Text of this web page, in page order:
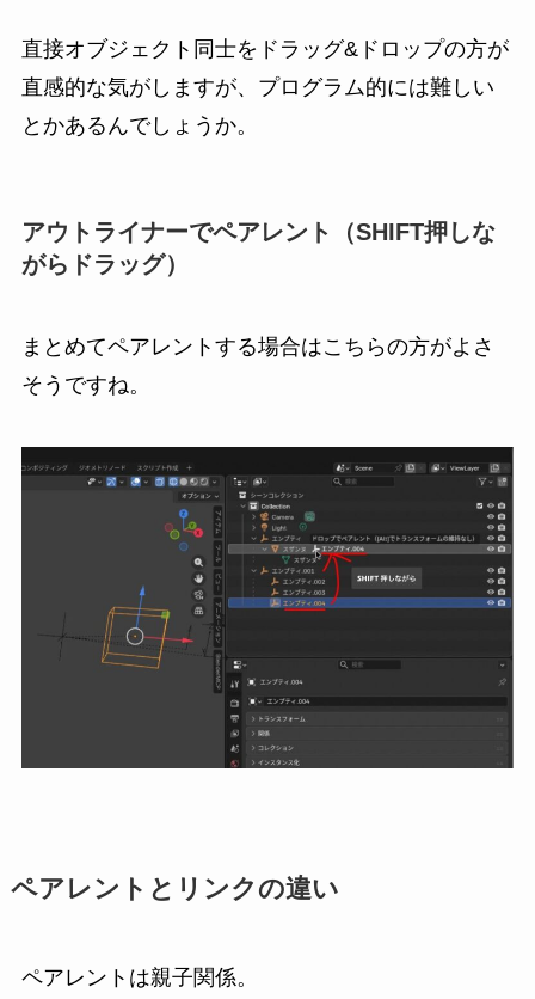
直接オブジェクト同士をドラッグ&ドロップの方が
直感的な気がしますが、プログラム的には難しい
とかあるんでしょうか。
アウトライナーでペアレント（SHIFT押しな
がらドラッグ）
まとめてペアレントする場合はこちらの方がよさ
そうですね。
ペアレントとリンクの違い
ペアレントは親子関係。